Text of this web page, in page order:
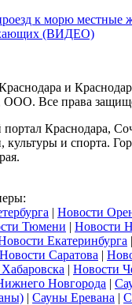
к морю местные
(ВИДЕО)
и
Все права
Краснодара,
культуры и спорта.
| Новости
Тюмени | Новости
Екатеринбурга |
Новости Саратова |
| Новости
Новгорода |
| Сауны Еревана |